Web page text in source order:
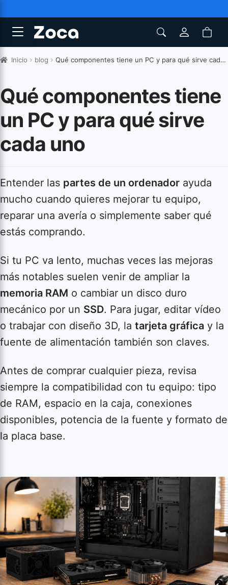
Inicio blog Qué componentes tiene un PC y para qué sirve cada uno
Qué componentes tiene
un PC y para qué sirve
cada uno
Entender las partes de un ordenador ayuda
mucho cuando quieres mejorar tu equipo,
reparar una avería o simplemente saber qué
estás comprando.
Si tu PC va lento, muchas veces las mejoras
más notables suelen venir de ampliar la
memoria RAM o cambiar un disco duro
mecánico por un SSD. Para jugar, editar vídeo
o trabajar con diseño 3D, la tarjeta gráfica y la
fuente de alimentación también son claves.
Antes de comprar cualquier pieza, revisa
siempre la compatibilidad con tu equipo: tipo
de RAM, espacio en la caja, conexiones
disponibles, potencia de la fuente y formato de
la placa base.